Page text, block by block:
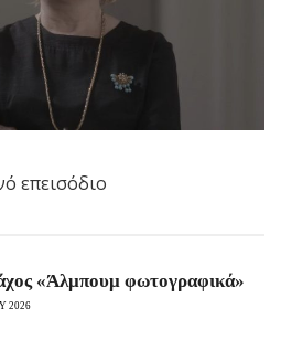
επεισόδιο
«Άλμπουμ φωτογραφικά»
2026